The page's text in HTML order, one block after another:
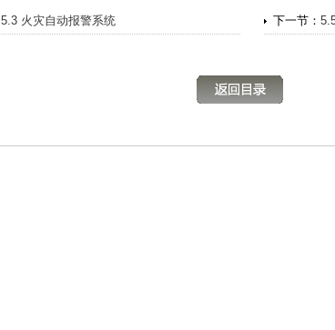
5.3 火灾自动报警系统 下一节：